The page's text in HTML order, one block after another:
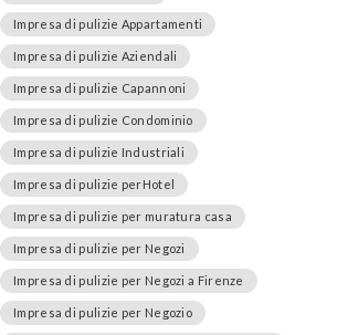
Impresa di pulizie Appartamenti
Impresa di pulizie Aziendali
Impresa di pulizie Capannoni
Impresa di pulizie Condominio
Impresa di pulizie Industriali
Impresa di pulizie perHotel
Impresa di pulizie per muratura casa
Impresa di pulizie per Negozi
Impresa di pulizie per Negozi a Firenze
Impresa di pulizie per Negozio